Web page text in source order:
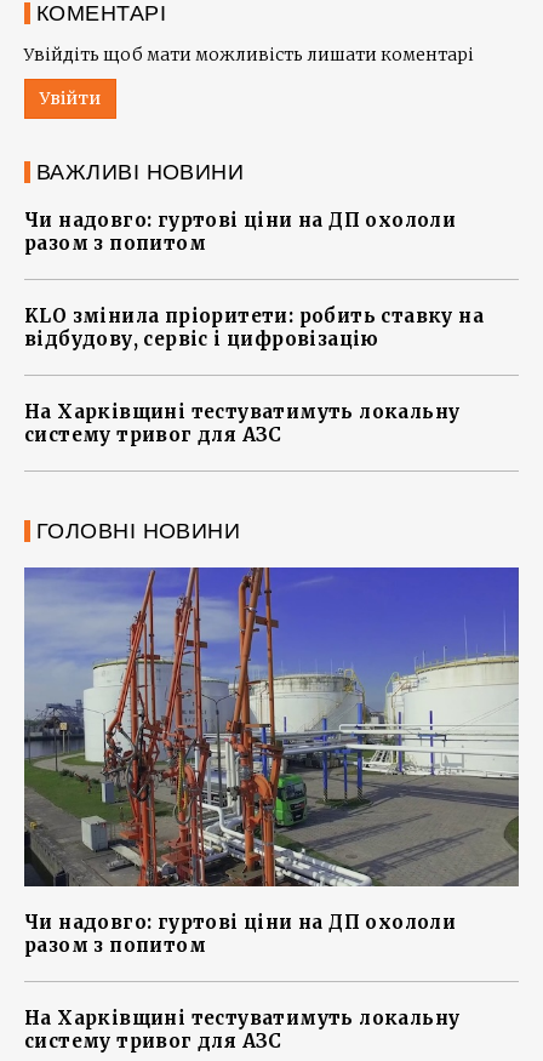
КОМЕНТАРІ
Увійдіть щоб мати можливість лишати коментарі
Увійти
ВАЖЛИВІ НОВИНИ
Чи надовго: гуртові ціни на ДП охололи
разом з попитом
KLO змінила пріоритети: робить ставку на
відбудову, сервіс і цифровізацію
На Харківщині тестуватимуть локальну
систему тривог для АЗС
ГОЛОВНІ НОВИНИ
Чи надовго: гуртові ціни на ДП охололи
разом з попитом
На Харківщині тестуватимуть локальну
систему тривог для АЗС